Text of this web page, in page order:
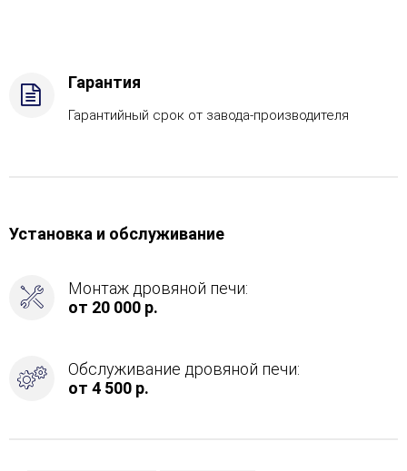
Гарантия
Гарантийный срок от завода-производителя
Установка и обслуживание
Монтаж дровяной печи:
от 20 000 р.
Обслуживание дровяной печи:
от 4 500 р.